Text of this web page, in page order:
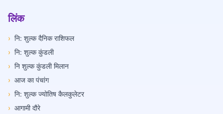
लिंक
› नि: शुल्क दैनिक राशिफल
› नि: शुल्क कुंडली
› नि शुल्क कुंडली मिलान
› आज का पंचांग
› नि: शुल्क ज्योतिष कैलकुलेटर
› आगामी दौरे